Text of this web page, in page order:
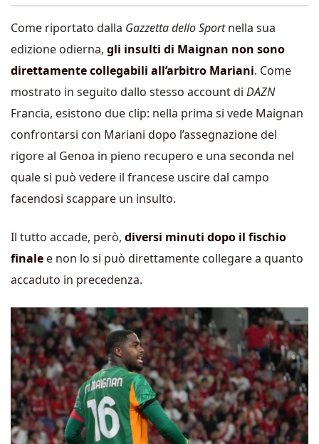
Come riportato dalla Gazzetta dello Sportnella sua
edizione odierna, gli insulti di Maignan non sono
direttamente collegabili all’arbitro Mariani. Come
mostrato in seguito dallo stesso account di DAZN
Francia, esistono due clip: nella prima si vede Maignan
confrontarsi con Mariani dopo l’assegnazione del
rigore al Genoa in pieno recupero e una seconda nel
quale si può vedere il francese uscire dal campo
facendosi scappare un insulto.
Il tutto accade, però, diversi minuti dopo il fischio
finale e non lo si può direttamente collegare a quanto
accaduto in precedenza.